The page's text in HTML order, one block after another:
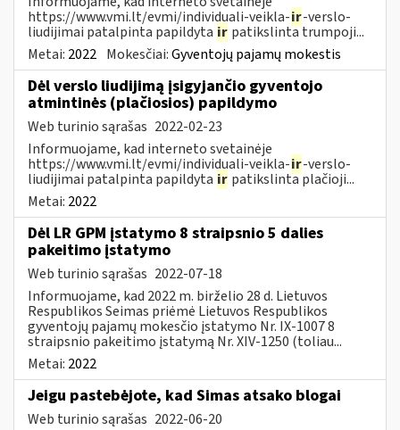
https://www.vmi.lt/evmi/individuali-veikla-ir-verslo-
liudijimai patalpinta papildyta ir patikslinta trumpoji...
Metai: 2022 Mokesčiai:Gyventojų pajamų mokestis
Dėl verslo liudijimą įsigyjančio gyventojo
atmintinės (plačiosios) papildymo
Web turinio sąrašas 2022-02-23
Informuojame, kad interneto svetainėje
https://www.vmi.lt/evmi/individuali-veikla-ir-verslo-
liudijimai patalpinta papildyta ir patikslinta plačioji...
Metai: 2022
Dėl LR GPM įstatymo 8 straipsnio 5 dalies
pakeitimo įstatymo
Web turinio sąrašas 2022-07-18
Informuojame, kad 2022 m. birželio 28 d. Lietuvos
Respublikos Seimas priėmė Lietuvos Respublikos
gyventojų pajamų mokesčio įstatymo Nr. IX-1007 8
straipsnio pakeitimo įstatymą Nr. XIV-1250 (toliau...
Metai: 2022
Jeigu pastebėjote, kad Simas atsako blogai
Web turinio sąrašas 2022-06-20